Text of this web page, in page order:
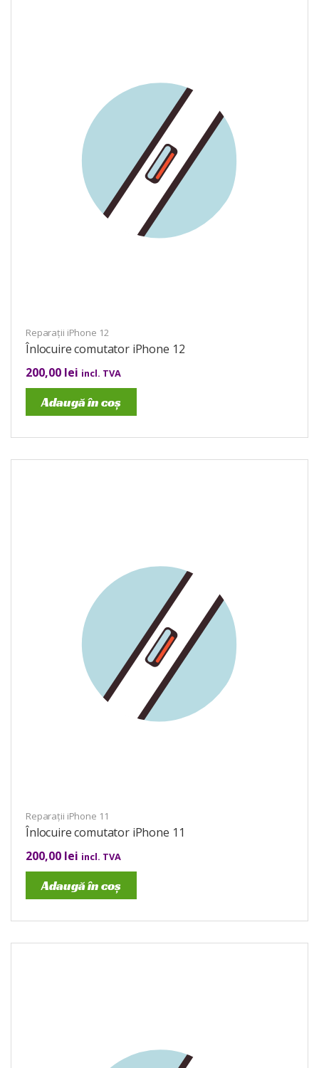
Reparații iPhone 12
Înlocuire comutator iPhone 12
200,00 lei incl. TVA
Adaugă în coș
Reparații iPhone 11
Înlocuire comutator iPhone 11
200,00 lei incl. TVA
Adaugă în coș